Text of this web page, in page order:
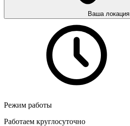
Ваша локация
Режим работы
Работаем круглосуточно